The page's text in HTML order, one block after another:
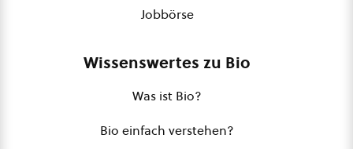
Jobbörse
Wissenswertes zu Bio
Was ist Bio?
Bio einfach verstehen?